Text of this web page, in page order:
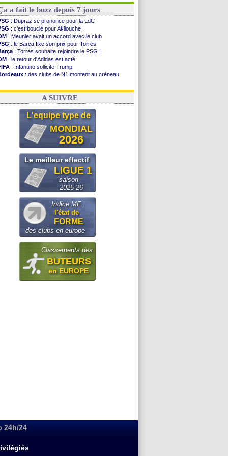
a fait le buzz depuis 7 jours
: Dupraz se prononce pour la LdC
: c'est bouclé pour Akliouche !
: Meunier avait un accord avec le club
: le Barça fixe son prix pour Torres
: Torres souhaite rejoindre le PSG !
: le retour d'Adidas est acté
: Infantino sollicite Trump
: des clubs de N1 montent au créneau
: le démenti de Leipzig pour Diomandé
A SUIVRE
L'equipe type de
MONDIAL
2026
Le meilleur effectif
LIGUE 1
saison
2025-26
Indice MF :
l'état de
FORME
des clubs en europe
Classements des
BUTEURS
en EUROPE
24h/24